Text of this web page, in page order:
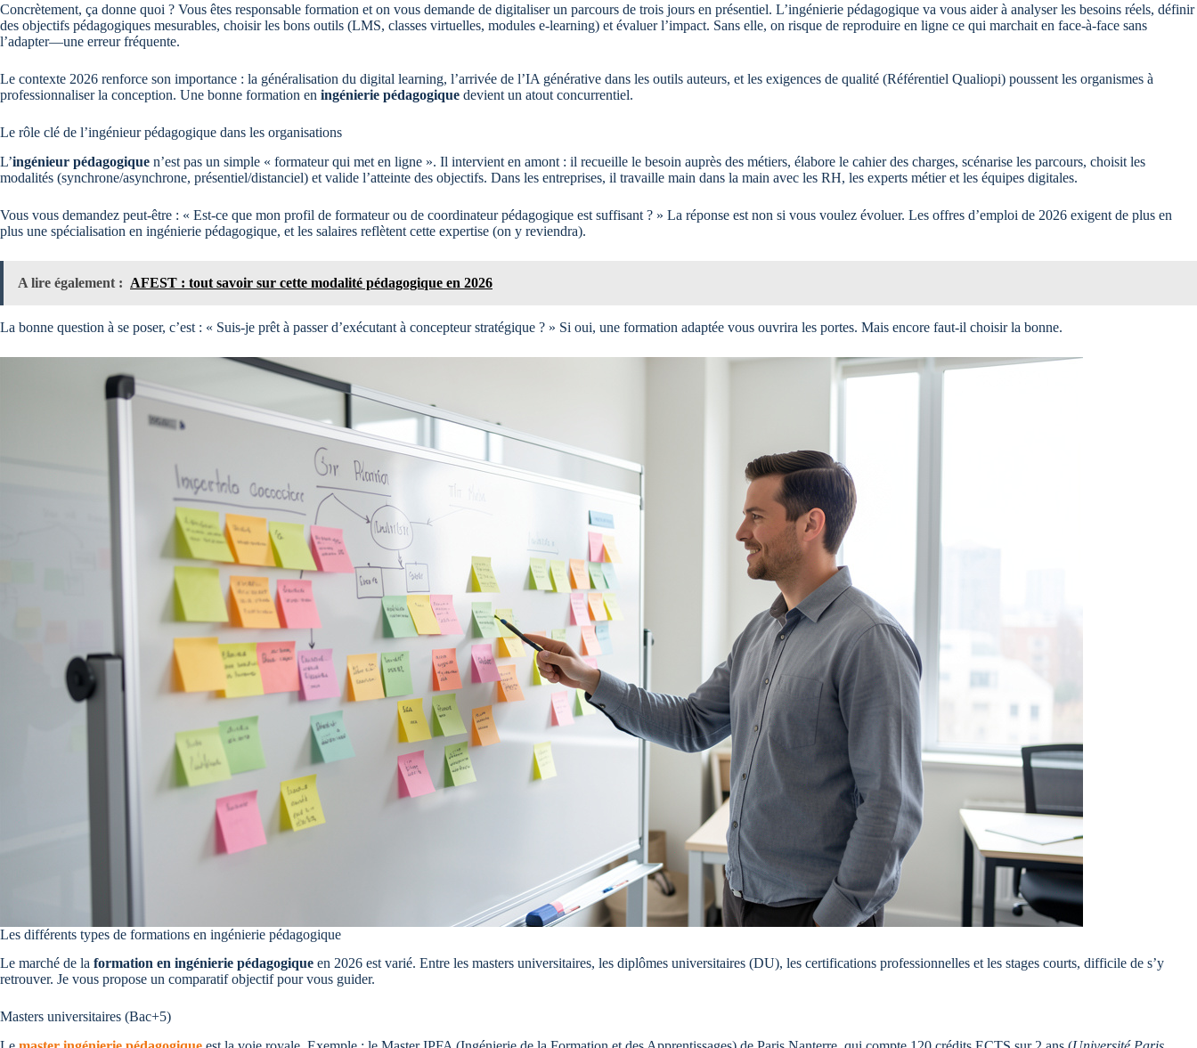
Concrètement, ça donne quoi ? Vous êtes responsable formation et on vous demande de digitaliser un parcours de trois jours en présentiel. L’ingénierie pédagogique va vous aider à analyser les besoins réels, définir
des objectifs pédagogiques mesurables, choisir les bons outils (LMS, classes virtuelles, modules e-learning) et évaluer l’impact. Sans elle, on risque de reproduire en ligne ce qui marchait en face-à-face sans
l’adapter—une erreur fréquente.
Le contexte 2026 renforce son importance : la généralisation du digital learning, l’arrivée de l’IA générative dans les outils auteurs, et les exigences de qualité (Référentiel Qualiopi) poussent les organismes à
professionnaliser la conception. Une bonne formation en ingénierie pédagogique devient un atout concurrentiel.
Le rôle clé de l’ingénieur pédagogique dans les organisations
L’ingénieur pédagogique n’est pas un simple « formateur qui met en ligne ». Il intervient en amont : il recueille le besoin auprès des métiers, élabore le cahier des charges, scénarise les parcours, choisit les
modalités (synchrone/asynchrone, présentiel/distanciel) et valide l’atteinte des objectifs. Dans les entreprises, il travaille main dans la main avec les RH, les experts métier et les équipes digitales.
Vous vous demandez peut-être : « Est-ce que mon profil de formateur ou de coordinateur pédagogique est suffisant ? » La réponse est non si vous voulez évoluer. Les offres d’emploi de 2026 exigent de plus en
plus une spécialisation en ingénierie pédagogique, et les salaires reflètent cette expertise (on y reviendra).
A lire également : AFEST : tout savoir sur cette modalité pédagogique en 2026
La bonne question à se poser, c’est : « Suis-je prêt à passer d’exécutant à concepteur stratégique ? » Si oui, une formation adaptée vous ouvrira les portes. Mais encore faut-il choisir la bonne.
Les différents types de formations en ingénierie pédagogique
Le marché de la formation en ingénierie pédagogique en 2026 est varié. Entre les masters universitaires, les diplômes universitaires (DU), les certifications professionnelles et les stages courts, difficile de s’y
retrouver. Je vous propose un comparatif objectif pour vous guider.
Masters universitaires (Bac+5)